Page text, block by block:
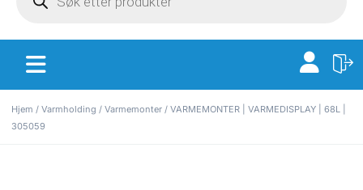
Hjem / Varmholding / Varmemonter / VARMEMONTER | VARMEDISPLAY | 68L |
305059